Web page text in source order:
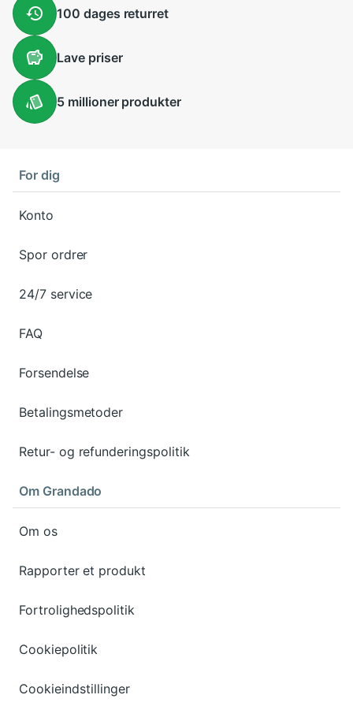
100 dages returret
Lavepriser
5 millionerprodukter
For dig
Konto
Spor ordrer
24/7 service
FAQ
Forsendelse
Betalingsmetoder
Retur- og refunderingspolitik
Om Grandado
Om os
Rapporter et produkt
Fortrolighedspolitik
Cookiepolitik
Cookieindstillinger